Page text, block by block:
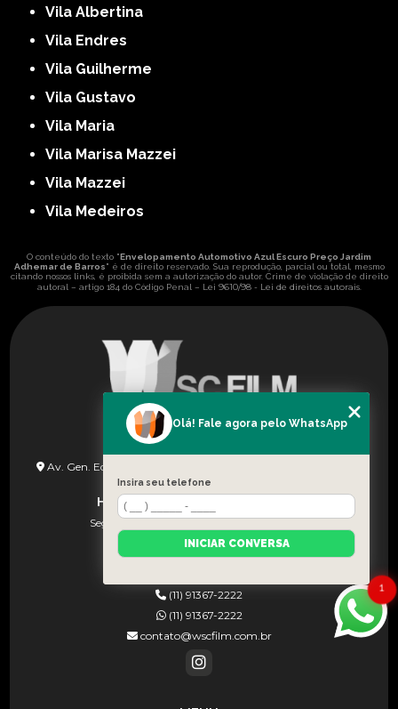
Vila Albertina
Vila Endres
Vila Guilherme
Vila Gustavo
Vila Maria
Vila Marisa Mazzei
Vila Mazzei
Vila Medeiros
O conteúdo do texto "Envelopamento Automotivo Azul Escuro Preço Jardim
Adhemar de Barros" é de direito reservado. Sua reprodução, parcial ou total, mesmo
citando nossos links, é proibida sem a autorização do autor. Crime de violação de direito
autoral – artigo 184 do Código Penal – Lei 9610/98 - Lei de direitos autorais.
ENDEREÇO
Av. Gen. Edgar Facó, 1258 - Vila Arcadia São Paulo - SP - CEP:
02924-000
HORÁRIO DE FUNCIONAMENTO
Seg à Sex (08h às 18h) e Sab (08:30–13:00)
(11) 91367-2222
(11) 91367-2222
contato@wscfilm.com.br
1
Olá! Fale agora pelo WhatsApp
Insira seu telefone
INICIAR CONVERSA